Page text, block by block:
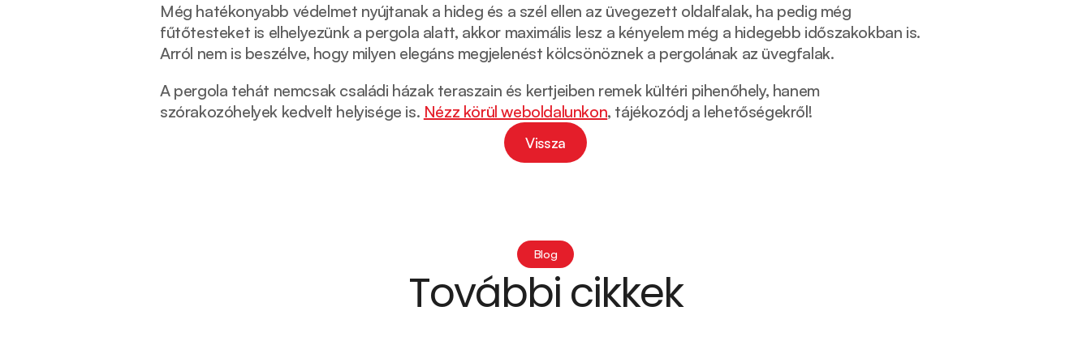
Még hatékonyabb védelmet nyújtanak a hideg és a szél ellen az üvegezett oldalfalak, ha pedig még
fűtőtesteket is elhelyezünk a pergola alatt, akkor maximális lesz a kényelem még a hidegebb időszakokban is.
Arról nem is beszélve, hogy milyen elegáns megjelenést kölcsönöznek a pergolának az üvegfalak.
A pergola tehát nemcsak családi házak teraszain és kertjeiben remek kültéri pihenőhely, hanem
szórakozóhelyek kedvelt helyisége is. Nézz körül weboldalunkon, tájékozódj a lehetőségekről!
Vissza
Vissza
Blog
További cikkek